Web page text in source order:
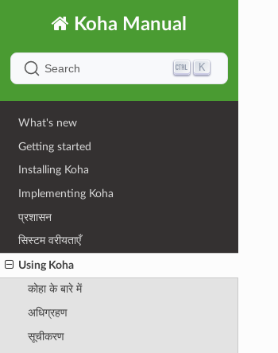
Koha Manual
Search K
What's new
Getting started
Installing Koha
Implementing Koha
प्रशासन
सिस्टम वरीयताएँ
Using Koha
कोहा के बारे में
अधिग्रहण
सूचीकरण